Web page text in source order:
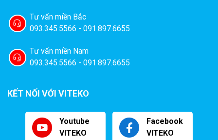
Tư vấn miền Bắc
093.345.5566 - 091.897.6655
Tư vấn miền Nam
093.345.5566 - 091.897.6655
KẾT NỐI VỚI VITEKO
Youtube
VITEKO
Facebook
VITEKO